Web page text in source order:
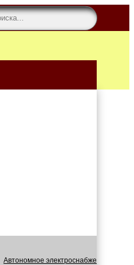
Автономное электроснабжение для